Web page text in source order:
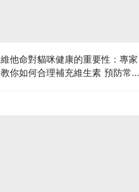
維他命對貓咪健康的重要性：專家
教你如何合理補充維生素 預防常見